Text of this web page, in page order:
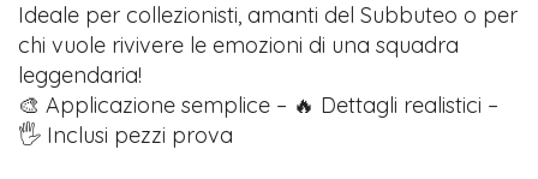
Ideale per collezionisti, amanti del Subbuteo o per
chi vuole rivivere le emozioni di una squadra
leggendaria!
🎨 Applicazione semplice – 🔥 Dettagli realistici –
🖐️ Inclusi pezzi prova